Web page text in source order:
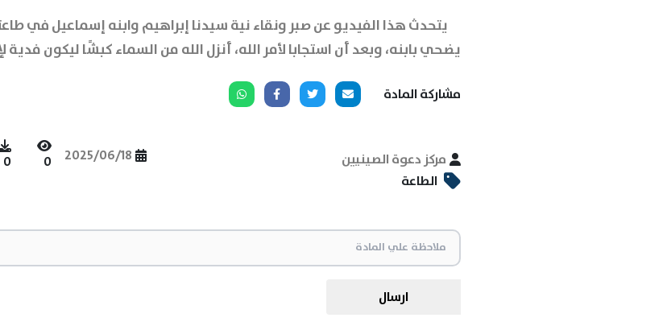
يتحدث هذا الفيديو عن صبر ونقاء نية سيدنا إبراهيم وابنه إسماعيل في
يضحي بابنه، وبعد أن استجابا لأمر الله، أنزل الله من السماء كبشًا ليكون فدية
مشاركة المادة
مركز دعوة الصينيين 2025/06/18
0
0
الطاعة
ارسال